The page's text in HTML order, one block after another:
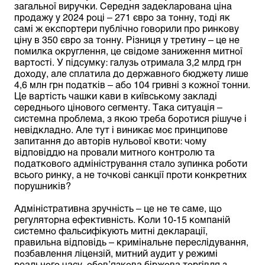
загальної виручки. Середня задекларована ціна
продажу у 2024 році – 271 євро за тонну, тоді як
самі ж експортери публічно говорили про ринкову
ціну в 350 євро за тонну. Різниця у третину – це не
помилка округлення, це свідоме заниження митної
вартості. У підсумку: галузь отримала 3,2 млрд грн
доходу, але сплатила до державного бюджету лише
4,6 млн грн податків – або 104 гривні з кожної тонни.
Це вартість чашки кави в київському закладі
середнього цінового сегменту. Така ситуація –
системна проблема, з якою треба боротися рішуче і
невідкладно. Але тут і виникає моє принципове
запитання до авторів нульової квоти: чому
відповіддю на провали митного контролю та
податкового адміністрування стало зупинка роботи
всього ринку, а не точкові санкції проти конкретних
порушників?
Адміністративна зручність – це не те саме, що
регуляторна ефективність. Коли 10-15 компаній
системно фальсифікують митні декларації,
правильна відповідь – кримінальне переслідування,
позбавлення ліцензій, митний аудит у режимі